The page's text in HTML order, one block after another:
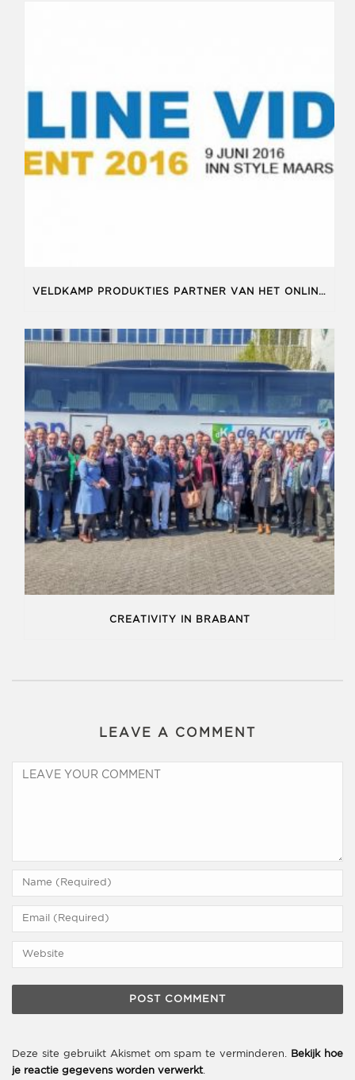
VELDKAMP PRODUKTIES PARTNER VAN HET ONLINE VIDEO EVENT!
CREATIVITY IN BRABANT
LEAVE A COMMENT
Deze site gebruikt Akismet om spam te verminderen.
Bekijk hoe
je reactie gegevens worden verwerkt.